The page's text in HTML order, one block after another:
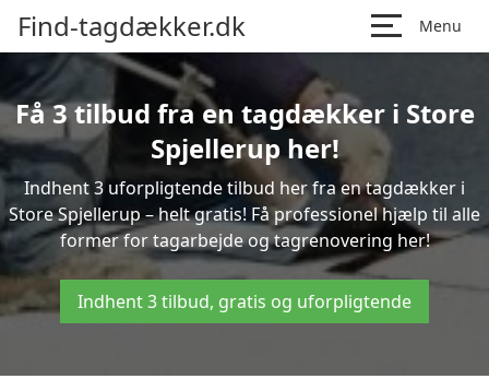
Find-tagdækker.dk Menu
Få 3 tilbud fra en tagdækker i Store
Spjellerup her!
Indhent 3 uforpligtende tilbud her fra en tagdækker i
Store Spjellerup – helt gratis! Få professionel hjælp til alle
former for tagarbejde og tagrenovering her!
Indhent 3 tilbud, gratis og uforpligtende